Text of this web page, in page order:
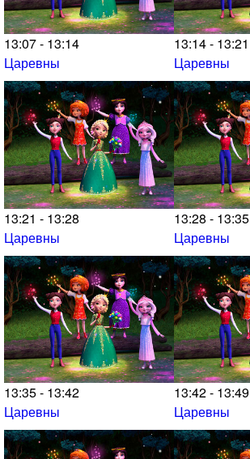
13:07 - 13:14
Царевны
13:14 - 13:21
Царевны
13:21 - 13:28
Царевны
13:28 - 13:35
Царевны
13:35 - 13:42
Царевны
13:42 - 13:49
Царевны